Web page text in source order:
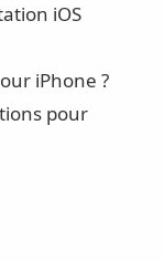
iOS
iPhone ?
pour